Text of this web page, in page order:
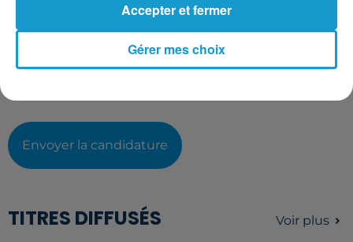
Envoyer la candidature
TITRES DIFFUSÉS Voir plus
Gérer mes choix
Accepter et fermer